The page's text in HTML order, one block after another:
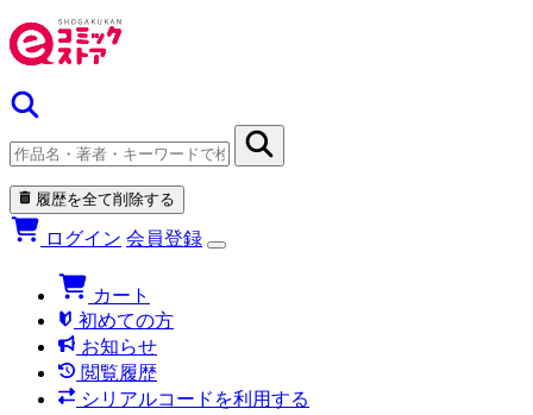
履歴を全て削除する
ログイン 会員登録
カート
初めての方
お知らせ
閲覧履歴
シリアルコードを利用する